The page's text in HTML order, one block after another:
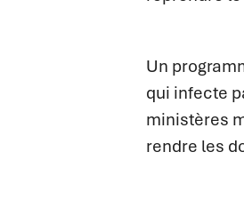
Un
qui infecte
ministères
rendre les